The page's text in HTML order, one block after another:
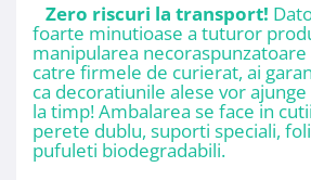
Zero riscuri la transport!
foarte minutioase a tuturor
manipularea necoraspunzatoare
catre firmele de curierat, ai
ca decoratiunile alese vor
la timp! Ambalarea se face in
perete dublu, suporti speciali,
pufuleti biodegradabili.